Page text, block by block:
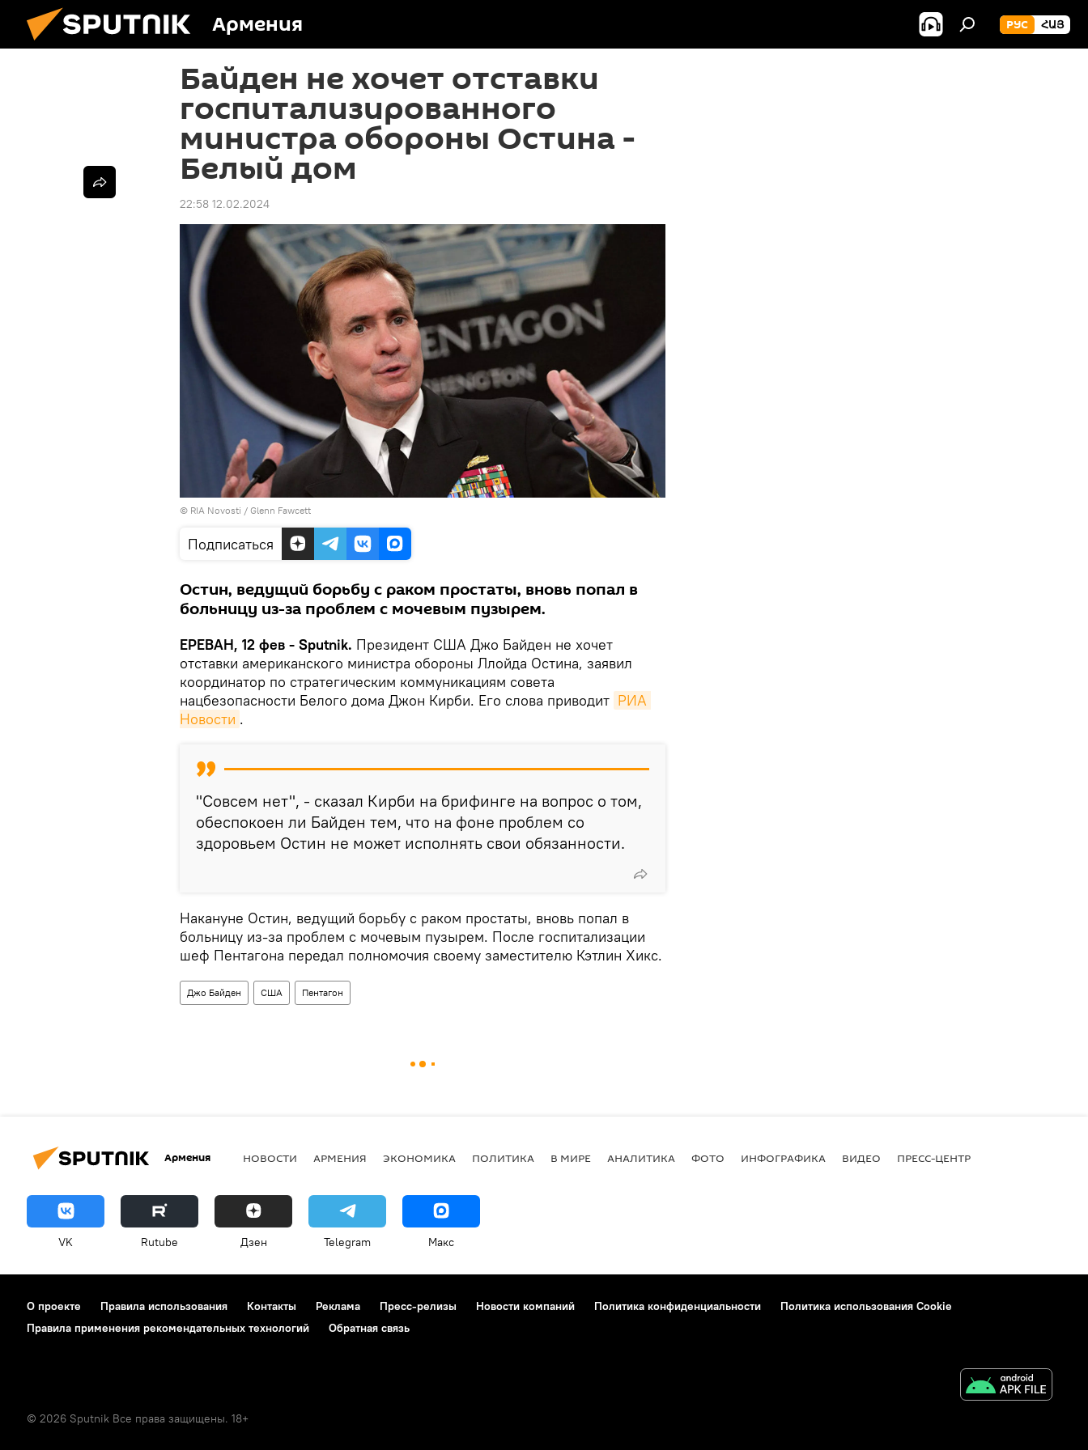
Армения РУС ՀԱՅ
Байден не хочет отставки
госпитализированного
министра обороны Остина -
Белый дом
22:58 12.02.2024
© RIA Novosti / Glenn Fawcett
Подписаться
Остин, ведущий борьбу с раком простаты, вновь попал в
больницу из-за проблем с мочевым пузырем.
ЕРЕВАН, 12 фев - Sputnik. Президент США Джо Байден не хочет
отставки американского министра обороны Ллойда Остина, заявил
координатор по стратегическим коммуникациям совета
нацбезопасности Белого дома Джон Кирби. Его слова приводит РИА
Новости .
"Совсем нет", - сказал Кирби на брифинге на вопрос о том,
обеспокоен ли Байден тем, что на фоне проблем со
здоровьем Остин не может исполнять свои обязанности.
Накануне Остин, ведущий борьбу с раком простаты, вновь попал в
больницу из-за проблем с мочевым пузырем. После госпитализации
шеф Пентагона передал полномочия своему заместителю Кэтлин Хикс.
Джо Байден США Пентагон
Армения НОВОСТИ АРМЕНИЯ ЭКОНОМИКА ПОЛИТИКА В МИРЕ АНАЛИТИКА ФОТО ИНФОГРАФИКА ВИДЕО ПРЕСС-ЦЕНТР
VK Rutube Дзен Telegram Макс
О проекте Правила использования Контакты Реклама Пресс-релизы Новости компаний Политика конфиденциальности
Политика использования Cookie
Правила применения рекомендательных технологий
Обратная связь
© 2026 Sputnik Все права защищены. 18+